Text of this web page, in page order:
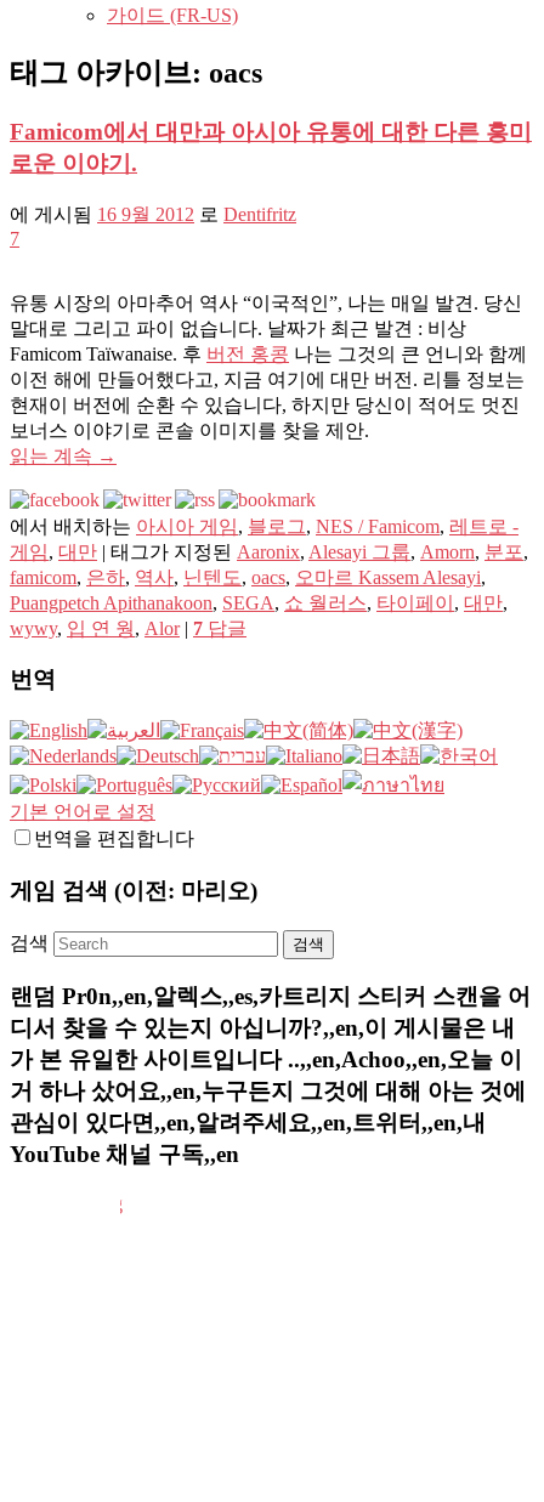
가이드 (FR-US)
태그 아카이브: oacs
Famicom에서 대만과 아시아 유통에 대한 다른 흥미
로운 이야기.
에 게시됨 16 9월 2012 로 Dentifritz
7
유통 시장의 아마추어 역사 “이국적인”, 나는 매일 발견. 당신
말대로 그리고 파이 없습니다. 날짜가 최근 발견 : 비상
Famicom Taïwanaise. 후 버전 홍콩 나는 그것의 큰 언니와 함께
이전 해에 만들어했다고, 지금 여기에 대만 버전. 리틀 정보는
현재이 버전에 순환 수 있습니다, 하지만 당신이 적어도 멋진
보너스 이야기로 콘솔 이미지를 찾을 제안.
읽는 계속 →
에서 배치하는 아시아 게임, 블로그, NES / Famicom, 레트로 -
게임, 대만 | 태그가 지정된 Aaronix, Alesayi 그룹, Amorn, 분포,
famicom, 은하, 역사, 닌텐도, oacs, 오마르 Kassem Alesayi,
Puangpetch Apithanakoon, SEGA, 쇼 월러스, 타이페이 , 대만,
wywy, 입 연 웡, Alor | 7 답글
번역
기본 언어로 설정
번역을 편집합니다
게임 검색 (이전: 마리오)
검색
랜덤 Pr0n,,en,알렉스,,es,카트리지 스티커 스캔을 어
디서 찾을 수 있는지 아십니까?,,en,이 게시물은 내
가 본 유일한 사이트입니다 ..,,en,Achoo,,en,오늘 이
거 하나 샀어요,,en,누구든지 그것에 대해 아는 것에
관심이 있다면,,en,알려주세요,,en,트위터,,en,내
YouTube 채널 구독,,en